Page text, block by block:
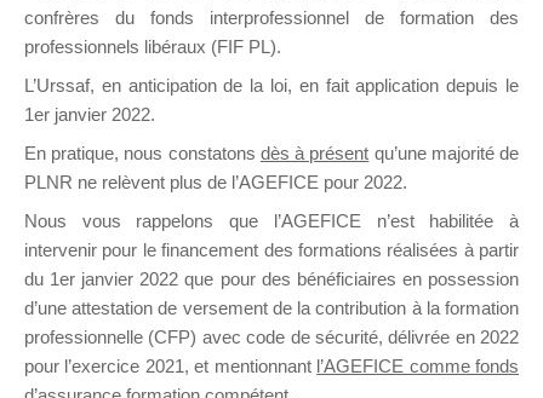
DIRIGEANT
il y a un mois
Ce groupe est destiné aux Organismes de
Formation qui souhaitent répondre à l’Appel à
Propositions Mallette du Dirigeant.
confrères du fonds interprofessionnel de formation des
professionnels libéraux (FIF PL).
L’Urssaf, en anticipation de la loi, en fait application depuis le
1er janvier 2022.
En pratique, nous constatons dès à présent qu’une majorité de
PLNR ne relèvent plus de l’AGEFICE pour 2022.
Nous vous rappelons que l’AGEFICE n’est habilitée à
intervenir pour le financement des formations réalisées à partir
du 1er janvier 2022 que pour des bénéficiaires en possession
d’une attestation de versement de la contribution à la formation
professionnelle (CFP) avec code de sécurité, délivrée en 2022
pour l’exercice 2021, et mentionnant l’AGEFICE comme fonds